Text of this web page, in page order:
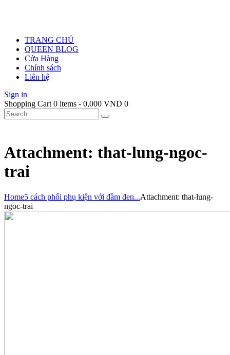
TRANG CHỦ
QUEEN BLOG
Cửa Hàng
Chính sách
Liên hệ
Sign in
Shopping Cart 0 items - 0,000 VND 0
Attachment: that-lung-ngoc-
trai
Home5 cách phối phụ kiện với đầm đen...Attachment: that-lung-
ngoc-trai